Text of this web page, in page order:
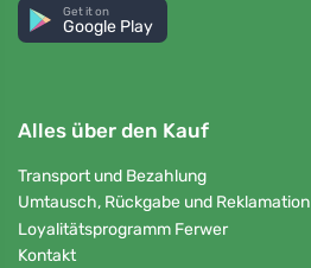
Get it on
Google Play
Alles über den Kauf
Transport und Bezahlung
Umtausch, Rückgabe und Reklamation
Loyalitätsprogramm Ferwer
Kontakt